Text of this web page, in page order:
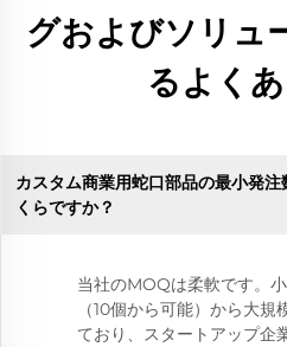
グおよびソリュ
るよく
カスタム商業用蛇口部品の最小発
くらですか？
当社のMOQは柔軟です。
（10個から可能）から大規
ており、スタートアップ企